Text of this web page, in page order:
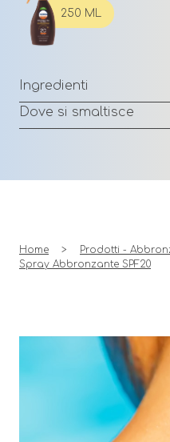
250 ML
Ingredienti
Dove si smaltisce
Home
Prodotti -
Spray Abbronzante SPF20